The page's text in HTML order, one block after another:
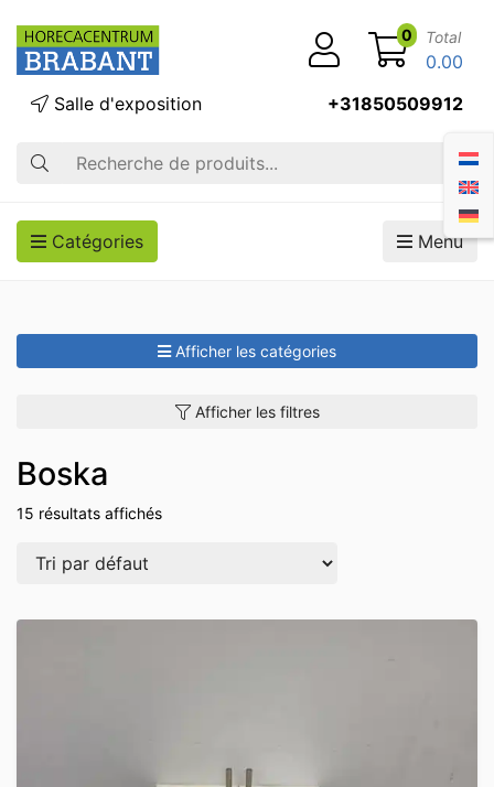
Recherche
Salle d'exposition +31850509912
0 Total
0.00
Catégories Menu
Afficher les catégories
Afficher les filtres
Boska
15 résultats affichés